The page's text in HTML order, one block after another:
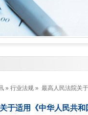
» 行业法规 » 最高人民法院关
于适用《中华人民共和